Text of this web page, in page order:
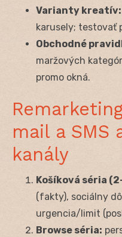
Varianty kreatív:
karusely; testovať
Obchodné
maržových
promo okná.
mail a SMS
kanály
Košíková séria
(fakty), sociálny
urgencia/limit
Browse séria: